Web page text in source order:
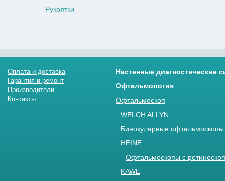
Рукоятки
Оплата и доставка
Гарантия и ремонт
Производители
Контакты
Настенные диагностические
Офтальмология
Офтальмоскоп
WELCH ALLYN
Бинокулярные офтальмоскопы
HEINE
Офтальмоскопы с
KAWE